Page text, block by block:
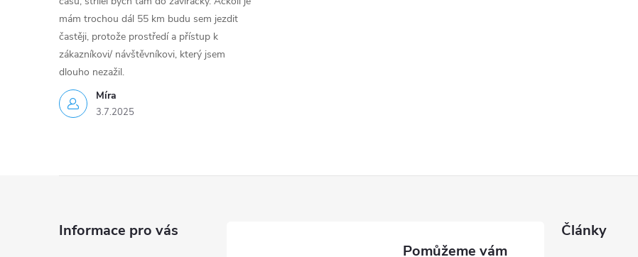
Míra
3.7.2025
mám trochou dál 55 km budu sem jezdit
častěji, protože prostředí a přístup k
zákazníkovi/ návštěvníkovi, který jsem
dlouho nezažil.
Informace pro vás Články